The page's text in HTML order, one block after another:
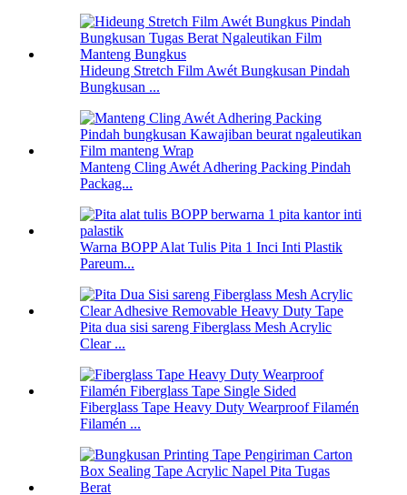
Hideung Stretch Film Awét Bungkusan Pindah
Bungkusan ...
Manteng Cling Awét Adhering Packing Pindah
Packag...
Warna BOPP Alat Tulis Pita 1 Inci Inti Plastik
Pareum...
Pita dua sisi sareng Fiberglass Mesh Acrylic
Clear ...
Fiberglass Tape Heavy Duty Wearproof Filamén
Filamén ...